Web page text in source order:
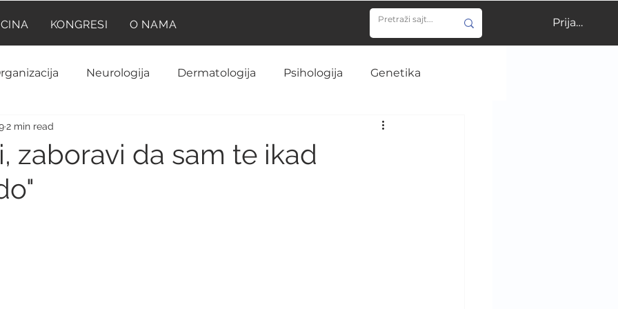
KONGRESI O NAMA Prijavi se
Neurologija Dermatologija Psihologija Genetika
Neuroanatomija Učenje
Kardiologija
zaboravi da sam te ikad
2 min read